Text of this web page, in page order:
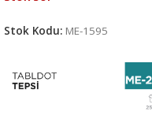
Stok Kodu: ME-1595